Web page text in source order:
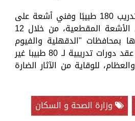
‏وذكر «فوزي» أنه تم تدريب 180 طبيبًا وفني أشعة على
أساسيات التصوير على الأشعة المقطعية، من خلال 12
بمحافظات "الدقهلية والفيوم
وبني سويف"، كما تم عقد دورات تدريبية لـ 80 طبيبا غير
للوقاية من الآثار الضارة
وزارة الصحة و السكان